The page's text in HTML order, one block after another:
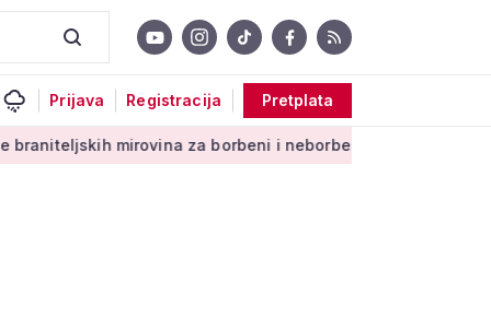
Prijava Registracija Pretplata
za borbeni i neborbeni sektor od početka 2027.